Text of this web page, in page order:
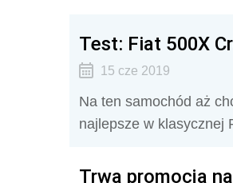
Test: Fiat 500X
15 cze 2019
Na ten samochód aż
najlepsze w klasycznej
Trwa promocja